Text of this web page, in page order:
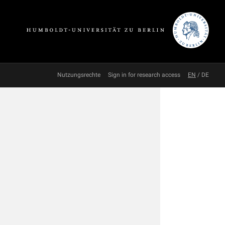
Nutzungsrechte Sign in for research access EN / DE